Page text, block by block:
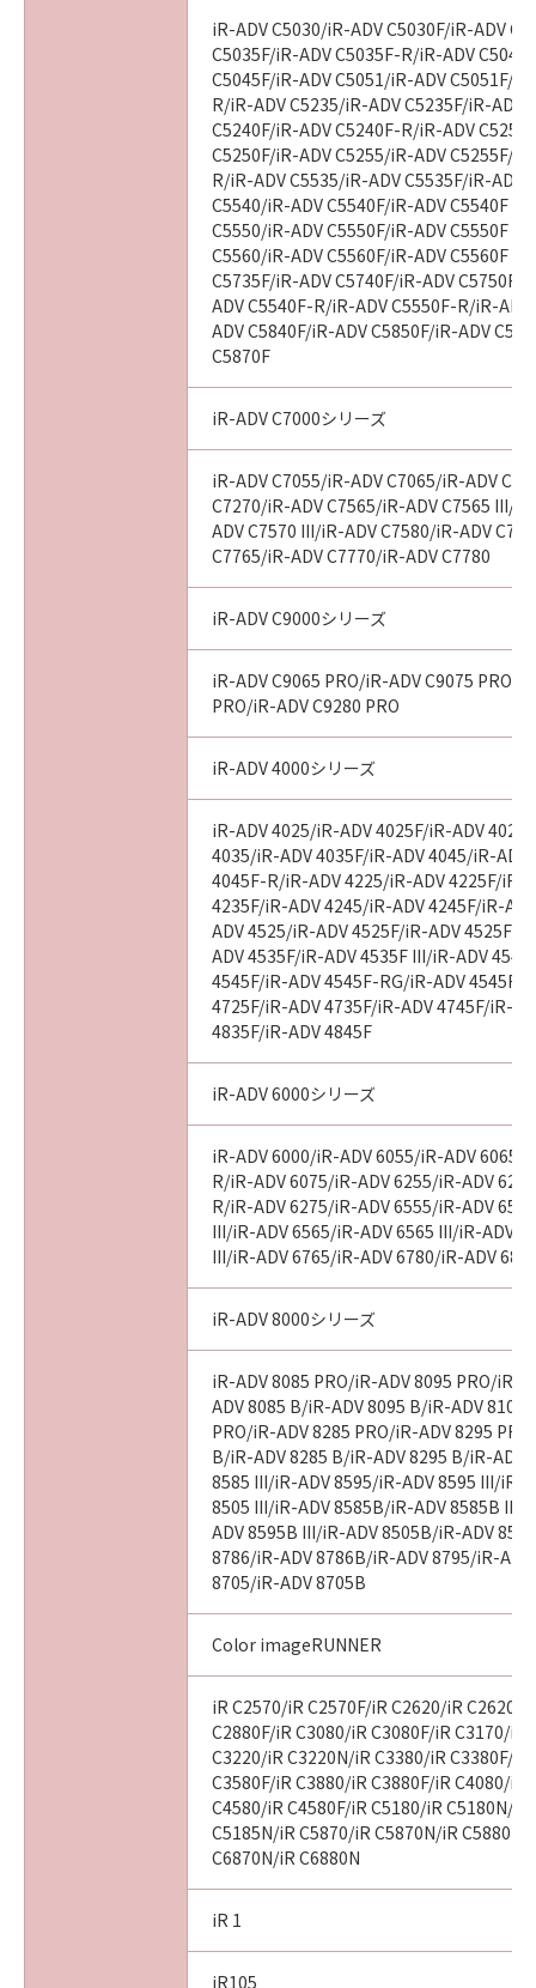
the SOFTWARE with only those rights set
forth herein. The manufacturer is Canon
Inc./30-2, Shimomaruko 3-chome, Ohta-ku,
Tokyo 146-8501, Japan.
本条項中で使用される"the SOFTWARE"とは、
本契約書中で定義される「本ソフトウェア」を
意味し、指し示すものとします。
本契約書のいずれかの条項またはその一部が法
律により無効であると決定された場合でも、そ
の他の条項は完全に有効に存続するものとしま
キヤノン株式会社
No. I010G021619
iR-ADV C5030/iR-ADV C5030F/iR-ADV
C5035F/iR-ADV C5035F-R/iR-ADV
C5045F/iR-ADV C5051/iR-ADV C5051F/
R/iR-ADV C5235/iR-ADV C5235F/iR-ADV
C5240F/iR-ADV C5240F-R/iR-ADV
C5250F/iR-ADV C5255/iR-ADV C5255F/
R/iR-ADV C5535/iR-ADV C5535F/iR-ADV
C5540/iR-ADV C5540F/iR-ADV C5540F
C5550/iR-ADV C5550F/iR-ADV C5550F
C5560/iR-ADV C5560F/iR-ADV C5560F
C5735F/iR-ADV C5740F/iR-ADV C5750F/
ADV C5540F-R/iR-ADV C5550F-R/iR-
ADV C5840F/iR-ADV C5850F/iR-ADV
C5870F
iR-ADV C7000シリーズ
iR-ADV C7055/iR-ADV C7065/iR-ADV
C7270/iR-ADV C7565/iR-ADV C7565 III/
ADV C7570 III/iR-ADV C7580/iR-ADV
C7765/iR-ADV C7770/iR-ADV C7780
iR-ADV C9000シリーズ
iR-ADV C9065 PRO/iR-ADV C9075 PRO/
PRO/iR-ADV C9280 PRO
iR-ADV 4000シリーズ
iR-ADV 4025/iR-ADV 4025F/iR-ADV
4035/iR-ADV 4035F/iR-ADV 4045/iR-ADV
4045F-R/iR-ADV 4225/iR-ADV 4225F/iR-
4235F/iR-ADV 4245/iR-ADV 4245F/iR-
ADV 4525/iR-ADV 4525F/iR-ADV 4525F
ADV 4535F/iR-ADV 4535F III/iR-ADV
4545F/iR-ADV 4545F-RG/iR-ADV 4545F
4725F/iR-ADV 4735F/iR-ADV 4745F/iR-
4835F/iR-ADV 4845F
iR-ADV 6000シリーズ
iR-ADV 6000/iR-ADV 6055/iR-ADV 6065/
R/iR-ADV 6075/iR-ADV 6255/iR-ADV
R/iR-ADV 6275/iR-ADV 6555/iR-ADV
III/iR-ADV 6565/iR-ADV 6565 III/iR-ADV
III/iR-ADV 6765/iR-ADV 6780/iR-ADV
iR-ADV 8000シリーズ
iR-ADV 8085 PRO/iR-ADV 8095 PRO/iR-
ADV 8085 B/iR-ADV 8095 B/iR-ADV 8105
PRO/iR-ADV 8285 PRO/iR-ADV 8295
B/iR-ADV 8285 B/iR-ADV 8295 B/iR-ADV
8585 III/iR-ADV 8595/iR-ADV 8595 III/iR-
8505 III/iR-ADV 8585B/iR-ADV 8585B III/
ADV 8595B III/iR-ADV 8505B/iR-ADV
8786/iR-ADV 8786B/iR-ADV 8795/iR-
8705/iR-ADV 8705B
Color imageRUNNER
iR C2570/iR C2570F/iR C2620/iR
C2880F/iR C3080/iR C3080F/iR C3170/iR
C3220/iR C3220N/iR C3380/iR C3380F/iR
C3580F/iR C3880/iR C3880F/iR C4080/iR
C4580/iR C4580F/iR C5180/iR C5180N/iR
C5185N/iR C5870/iR C5870N/iR C5880N/
C6870N/iR C6880N
iR 1
iR105